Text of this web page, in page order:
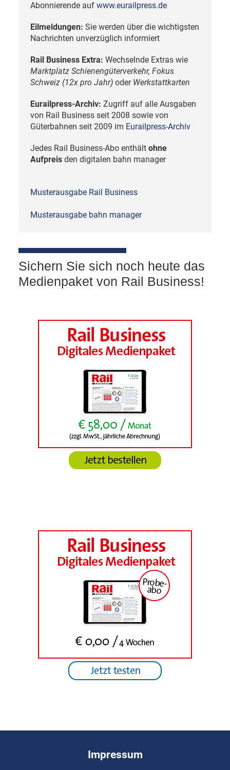
Abonnierende auf www.eurailpress.de
Eilmeldungen: Sie werden über die wichtigsten
Nachrichten unverzüglich informiert
Rail Business Extra: Wechselnde Extras wie
Marktplatz Schienengüterverkehr, Fokus
Schweiz (12x pro Jahr) oder Werkstattkarten
Eurailpress-Archiv: Zugriff auf alle Ausgaben
von Rail Business seit 2008 sowie von
Güterbahnen seit 2009 im Eurailpress-Archiv
Jedes Rail Business-Abo enthält ohne
Aufpreis den digitalen bahn manager
Musterausgabe Rail Business
Musterausgabe bahn manager
Sichern Sie sich noch heute das
Medienpaket von Rail Business!
Impressum